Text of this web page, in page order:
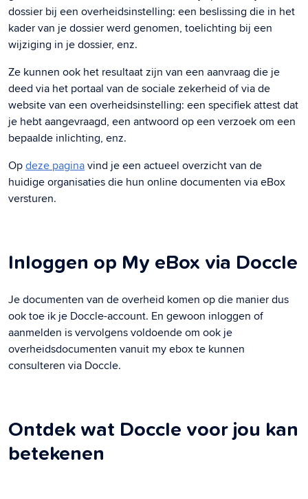
dossier bij een overheidsinstelling: een beslissing die in het
kader van je dossier werd genomen, toelichting bij een
wijziging in je dossier, enz.
Ze kunnen ook het resultaat zijn van een aanvraag die je
deed via het portaal van de sociale zekerheid of via de
website van een overheidsinstelling: een specifiek attest dat
je hebt aangevraagd, een antwoord op een verzoek om een
bepaalde inlichting, enz.
Opdeze paginavind je een actueel overzicht van de
huidige organisaties die hun online documenten via eBox
versturen.
Inloggen op My eBox via Doccle
Je documenten van de overheid komen op die manier dus
ook toe ik je Doccle-account. En gewoon inloggen of
aanmelden is vervolgens voldoende om ook je
overheidsdocumenten vanuit my ebox te kunnen
consulteren via Doccle.
Ontdek wat Doccle voor jou kan
betekenen